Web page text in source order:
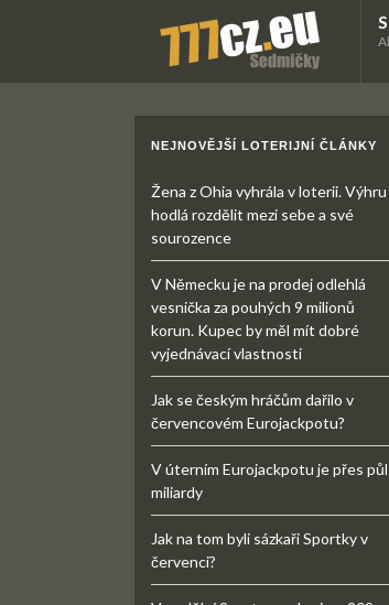
NEJNOVĚJŠÍ LOTERIJNÍ ČLÁNKY
Žena z Ohia vyhrála v loterii. Výhru
hodlá rozdělit mezi sebe a své
sourozence
V Německu je na prodej odlehlá
vesnička za pouhých 9 milionů
korun. Kupec by měl mít dobré
vyjednávací vlastnosti
Jak se českým hráčům dařilo v
červencovém Eurojackpotu?
V úterním Eurojackpotu je přes půl
miliardy
Jak na tom byli sázkaři Sportky v
červenci?